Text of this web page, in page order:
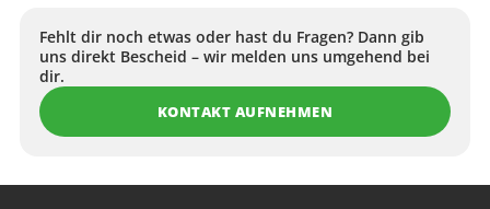
zu den meistgenutzten Setups für Flächenarbeiten,
Schattierungen und Colorpacking.
Viele Tätowierer arbeiten bei größeren Flächen bewusst mit
breiteren Konfigurationen, damit Tattoo-Farbe
Fehlt dir noch etwas oder hast du Fragen? Dann gib
uns direkt Bescheid – wir melden uns umgehend bei
dir.
KONTAKT AUFNEHMEN